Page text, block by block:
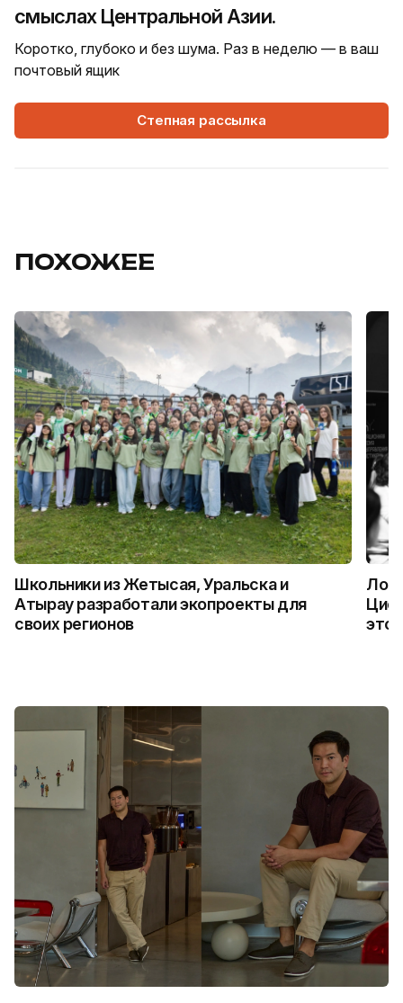
смыслах Центральной Азии.
Коротко, глубоко и без шума. Раз в неделю — в ваш
почтовый ящик
Степная рассылка
ПОХОЖЕЕ
Школьники из Жетысая, Уральска и
Атырау разработали экопроекты для
своих регионов
это